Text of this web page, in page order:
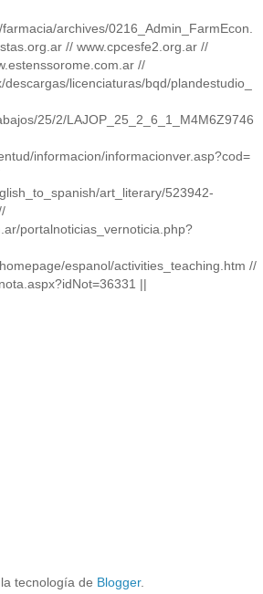
archives/0216_Admin_FarmEcon.
// www.cpcesfe2.org.ar //
//
licenciaturas/bqd/plandestudio_
25/2/LAJOP_25_2_6_1_M4M6Z9746
informacion/informacionver.asp?cod=
art_literary/523942-
portalnoticias_vernoticia.php?
espanol/activities_teaching.htm //
||
tecnología de Blogger.